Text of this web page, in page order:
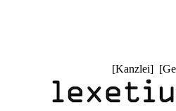
[Kanzlei] [